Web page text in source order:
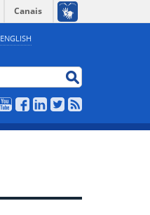
ENGLISH
Canais
YouTubeFacebookLinkedIn
Twitter